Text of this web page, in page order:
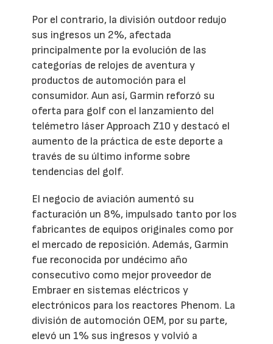
Por el contrario, la división outdoor redujo
sus ingresos un 2%, afectada
principalmente por la evolución de las
categorías de relojes de aventura y
productos de automoción para el
consumidor. Aun así, Garmin reforzó su
oferta para golf con el lanzamiento del
telémetro láser Approach Z10 y destacó el
aumento de la práctica de este deporte a
través de su último informe sobre
tendencias del golf.
El negocio de aviación aumentó su
facturación un 8%, impulsado tanto por los
fabricantes de equipos originales como por
el mercado de reposición. Además, Garmin
fue reconocida por undécimo año
consecutivo como mejor proveedor de
Embraer en sistemas eléctricos y
electrónicos para los reactores Phenom. La
división de automoción OEM, por su parte,
elevó un 1% sus ingresos y volvió a